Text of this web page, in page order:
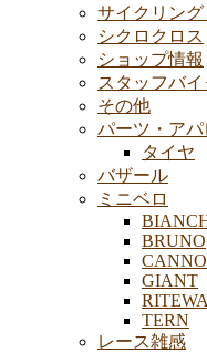
サイクリング
シクロクロス
ショップ情報
スタッフバイ
その他
パーツ・ア
タイヤ
バザール
ミニベロ
BRUNO
GIANT
TERN
レース雑感